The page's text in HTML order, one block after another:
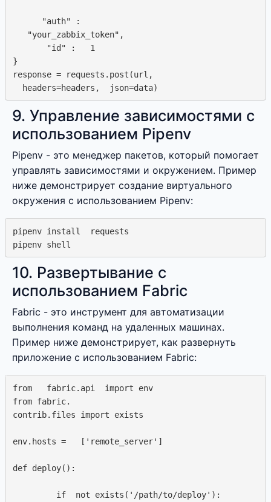
      "auth" :
   "your_zabbix_token",
       "id" :   1
}
response = requests.post(url,
9. Управление зависимостями с
использованием Pipenv
Pipenv - это менеджер пакетов, который помогает
управлять зависимостями и окружением. Пример
ниже демонстрирует создание виртуального
окружения с использованием Pipenv:
pipenv install  requests
10. Развертывание с
использованием Fabric
Fabric - это инструмент для автоматизации
выполнения команд на удаленных машинах.
Пример ниже демонстрирует, как развернуть
приложение с использованием Fabric:
from   fabric.api  import env
from fabric.
contrib.files import exists
env.hosts =   ['remote_server']
def deploy():
         if  not exists('/path/to/deploy'):